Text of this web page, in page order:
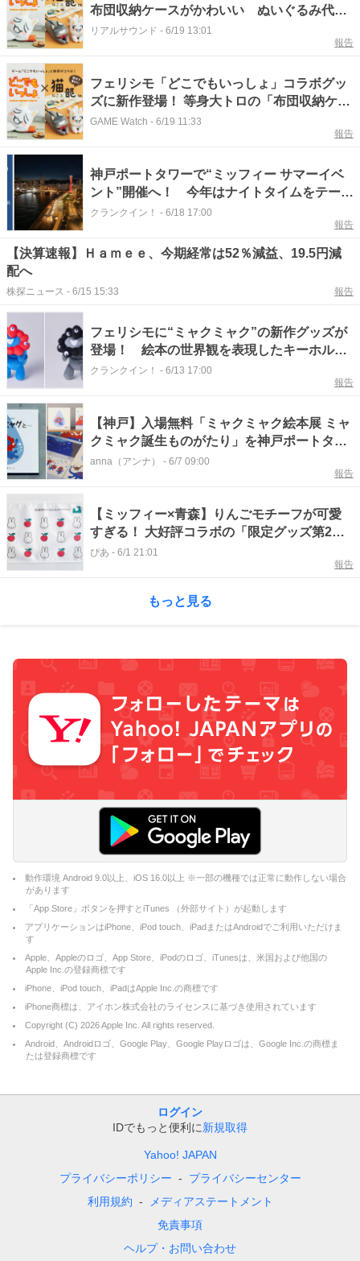
布団収納ケースがかわいい ぬいぐるみ代わ
りにも
リアルサウンド - 6/19 13:01
報告
フェリシモ「どこでもいっしょ」コラボグッ
ズに新作登場！ 等身大トロの「布団収納ケー
ス」など販売開始
GAME Watch - 6/19 11:33
報告
神戸ポートタワーで“ミッフィー サマーイベ
ント”開催へ！ 今年はナイトタイムをテーマ
に展開
クランクイン！ - 6/18 17:00
報告
【決算速報】Ｈａｍｅｅ、今期経常は52％減益、19.5円減
配へ
株探ニュース - 6/15 15:33 報告
フェリシモに“ミャクミャク”の新作グッズが
登場！ 絵本の世界観を表現したキーホルダ
ー＆ワインなど展開
クランクイン！ - 6/13 17:00
報告
【神戸】入場無料「ミャクミャク絵本展 ミャ
クミャク誕生ものがたり」を神戸ポートタワ
ーで開催！
anna（アンナ） - 6/7 09:00
報告
【ミッフィー×青森】りんごモチーフが可愛
すぎる！ 大好評コラボの「限定グッズ第2
弾」出たよ
ぴあ - 6/1 21:01
報告
もっと見る
動作環境 Android 9.0以上、iOS 16.0以上 ※一部の機種では正常に動作しない場合
があります
「App Store」ボタンを押すとiTunes （外部サイト）が起動します
アプリケーションはiPhone、iPod touch、iPadまたはAndroidでご利用いただけま
す
Apple、Appleのロゴ、App Store、iPodのロゴ、iTunesは、米国および他国の
Apple Inc.の登録商標です
iPhone、iPod touch、iPadはApple Inc.の商標です
iPhone商標は、アイホン株式会社のライセンスに基づき使用されています
Copyright (C) 2026Apple Inc. All rights reserved.
Android、Androidロゴ、Google Play、Google Playロゴは、Google Inc.の商標ま
たは登録商標です
ログイン
IDでもっと便利に新規取得
Yahoo! JAPAN
プライバシーポリシー
プライバシーセンター
利用規約
メディアステートメント
免責事項
ヘルプ・お問い合わせ